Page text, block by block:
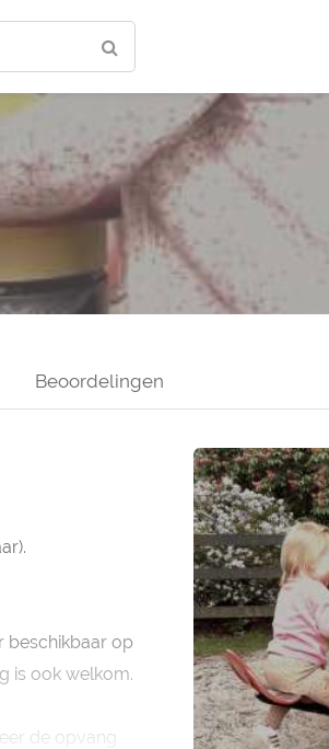
Beoordelingen
beschikbaar op
is ook welkom.
de opvang